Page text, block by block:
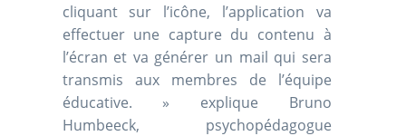
cliquant sur l’icône, l’application va
effectuer une capture du contenu à
l’écran et va générer un mail qui sera
transmis aux membres de l’équipe
éducative. » explique Bruno
Humbeeck, psychopédagogue